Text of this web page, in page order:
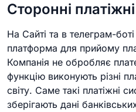
Сторонні
На Сайті та в телеграм-
платформа для прийому
Компанія не обробляє
функцію виконують різні
світу. Саме такі платіжні
зберігають дані